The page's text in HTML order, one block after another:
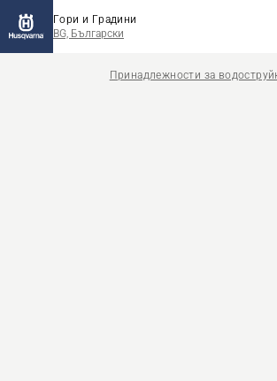
Гори и Градини
BG, Български
Принадлежности за